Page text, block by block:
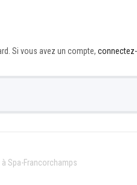
Si vous avez un compte,
à Spa-Francorchamps